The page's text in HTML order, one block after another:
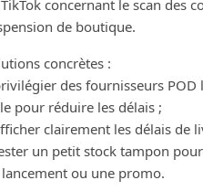
concernant le scan des
de boutique.
concrètes :
des fournisseurs
pour réduire les délais ;
clairement les délais de
un petit stock tampon
ou une promo.